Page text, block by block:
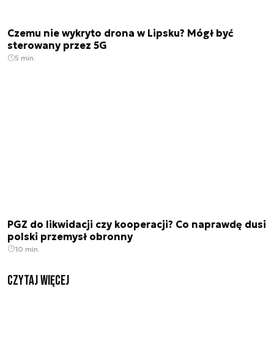
Czemu nie wykryto drona w Lipsku? Mógł być
sterowany przez 5G
5 min.
PGZ do likwidacji czy kooperacji? Co naprawdę dusi
polski przemysł obronny
10 min.
czytaj więcej